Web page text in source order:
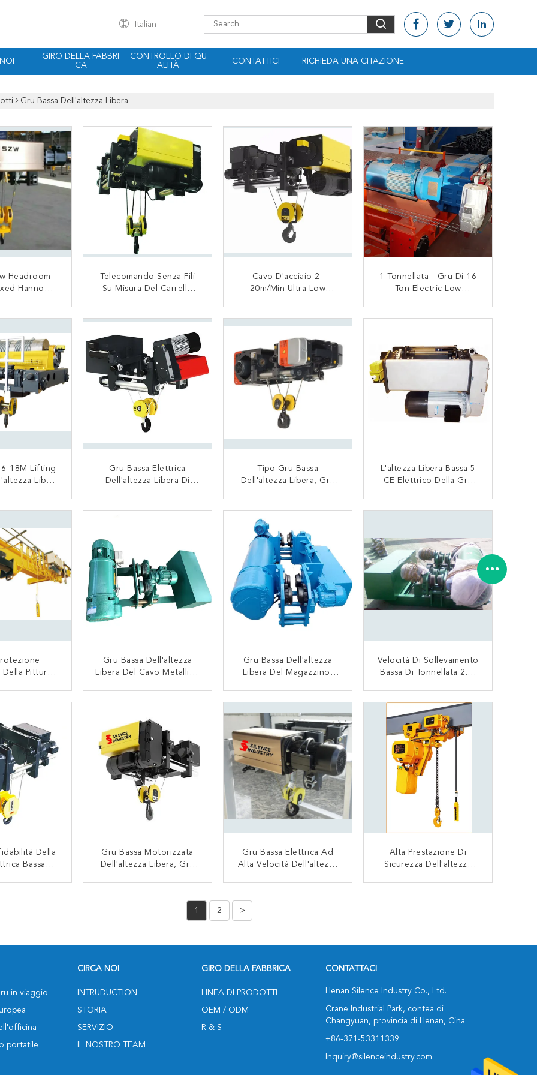
Italian
GIRO DELLA FABBRI
CA
CONTROLLO DI QU
ALITÀ
CONTATTICI RICHIEDA UNA CITAZIONE
Gru Bassa Dell'altezza Libera
Headroom
Hanno
Telecomando Senza Fili
Su Misura Del Carrello
10T
CONTATTACI
Cavo D'acciaio 2-
20m/Min Ultra Low
Sospensione
CONTATTACI
1 Tonnellata - Gru Di 16
Ton Electric Low
CONTATTACI
6-18M Lifting
Libera
Gru Bassa Elettrica
Dell'altezza Libera Di
CONTATTACI
Tipo Gru Bassa
Dell'altezza Libera, Gru
Trave Del Gruppo Di
Lavoro Da 10 Tonnellate
Singola
CONTATTACI
L'altezza Libera Bassa 5
CE Elettrico Della Gru
CONTATTACI
Pittura
Di M/min
Gru Bassa Dell'altezza
Libera Del Cavo Metallico
CONTATTACI
Gru Bassa Dell'altezza
Libera Del Magazzino,
CONTATTACI
Velocità Di Sollevamento
Bassa Di Tonnellata 2.8-
Libera Dell'imbracatura
Del Cavo Metallico
CONTATTACI
Della
Bassa
Gru Bassa Motorizzata
Dell'altezza Libera, Gru
D'acciaio 10 Tonnellate
Gru Bassa Elettrica Ad
Alta Velocità Dell'altezza
Sollevare Carico Massimo
Alta Prestazione Di
Sicurezza Dell'altezza
1 2 >
in viaggio
portatile
CIRCA NOI
INTRUDUCTION
STORIA
SERVIZIO
IL NOSTRO TEAM
GIRO DELLA FABBRICA
LINEA DI PRODOTTI
OEM / ODM
R & S
CONTATTACI
Henan Silence Industry Co., Ltd.
Crane Industrial Park, contea di
Changyuan, provincia di Henan, Cina.
+86-371-53311339
Inquiry@silenceindustry.com